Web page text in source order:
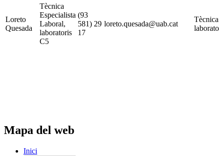
Loreto
Quesada
Tècnica
Especialista
Laboral,
laboratoris
C5
(93
581) 29
17
loreto.quesada@uab.cat
Mapa del web
Inici